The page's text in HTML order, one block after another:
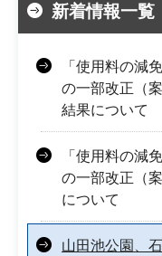
新着情報一覧
「使用料の減
の一部改正（
結果について
「使用料の減
の一部改正（
について
山田池公園、